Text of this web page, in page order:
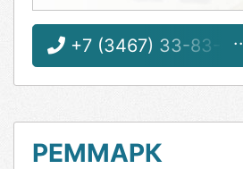
+7 (3467) 33-83-69
РЕММАРК